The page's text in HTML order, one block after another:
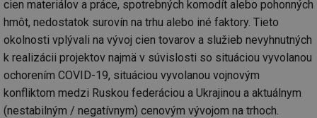
cien materiálov a práce, spotrebných komodít alebo pohonných
hmôt, nedostatok surovín na trhu alebo iné faktory. Tieto
okolnosti vplývali na vývoj cien tovarov a služieb nevyhnutných
k realizácii projektov najmä v súvislosti so situáciou vyvolanou
ochorením COVID-19, situáciou vyvolanou vojnovým
konfliktom medzi Ruskou federáciou a Ukrajinou a aktuálnym
(nestabilným / negatívnym) cenovým vývojom na trhoch.